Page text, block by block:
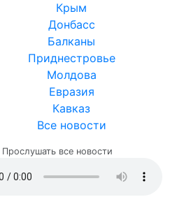
Крым
Донбасс
Балканы
Приднестровье
Молдова
Евразия
Кавказ
Все новости
Прослушать все новости